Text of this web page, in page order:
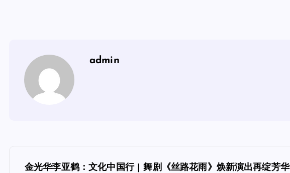
admin
文金光华李亚鹤：文化中国行 | 舞剧《丝路花雨》焕新演出再绽芳华